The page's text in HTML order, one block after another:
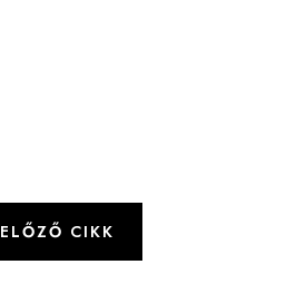
ELŐZŐ CIKK